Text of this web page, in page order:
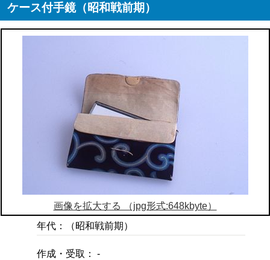
ケース付手鏡（昭和戦前期）
画像を拡大する （jpg形式:648kbyte）
年代：（昭和戦前期）
作成・受取： -